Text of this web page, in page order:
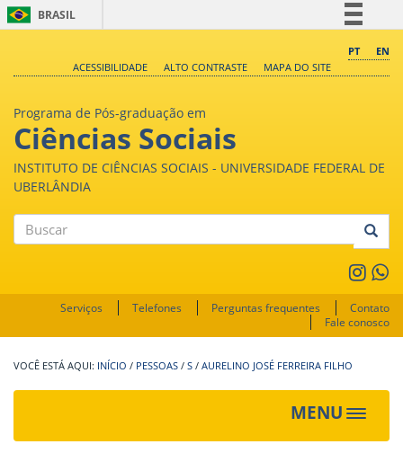
BRASIL
Comunica BR
PT
EN
ACESSIBILIDADE
ALTO CONTRASTE MAPA DO SITE
Programa de Pós-graduação em
Ciências Sociais
INSTITUTO DE CIÊNCIAS SOCIAIS - UNIVERSIDADE FEDERAL DE
UBERLÂNDIA
Serviços Telefones Perguntas frequentes
Contato
Fale conosco
INÍCIO / PESSOAS / S / AURELINO JOSÉ FERREIRA FILHO
MENU
Toggle